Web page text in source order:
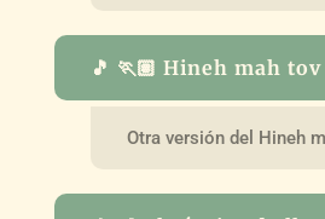
🎵 🏃🏽 Hineh mah tov
Otra versión del Hineh